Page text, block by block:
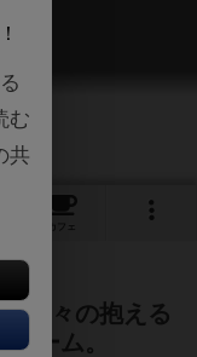
カフェ
各々の抱える
ーム。
む
共